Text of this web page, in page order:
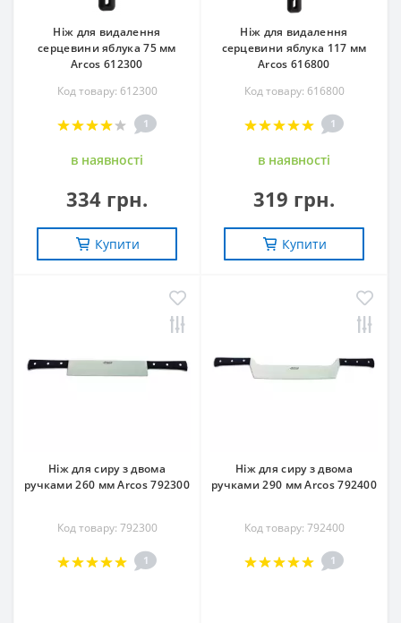
Ніж для видалення
серцевини яблука 75 мм
Arcos 612300
Код товару: 612300
1
в наявностi
334 грн.
Купити
Ніж для видалення
серцевини яблука 117 мм
Arcos 616800
Код товару: 616800
1
в наявностi
319 грн.
Купити
Ніж для сиру з двома
ручками 260 мм Arcos 792300
Код товару: 792300
1
Ніж для сиру з двома
ручками 290 мм Arcos 792400
Код товару: 792400
1